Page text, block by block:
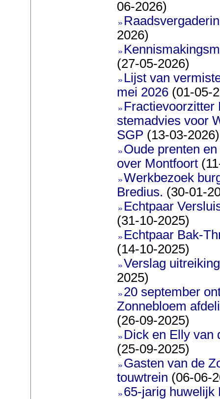
06-2026)
2026)
(27-05-2026)
Lijst van
mei 2026 (01-05-
Fractievoorzitter
stemadvies voor
SGP (13-03-2026)
Oude prenten
over Montfoort
Werkbezoek
Bredius. (30-01-
Echtpaar
(31-10-2025)
Echtpaar Bak-
(14-10-2025)
Verslag
2025)
20 september
Zonnebloem
(26-09-2025)
Dick en Elly van
(25-09-2025)
Gasten van de
touwtrein (06-06-
65-jarig huwelijk